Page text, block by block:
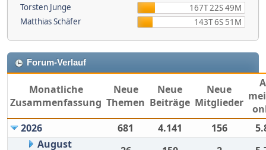
Torsten Junge
167T 22S 49M
Matthias Schäfer
143T 6S 51M
Forum-Verlauf
Monatliche
Zusammenfassung
Neue
Themen
Neue
Beiträge
Neue
Mitglieder
2026
681 4.141 156
August